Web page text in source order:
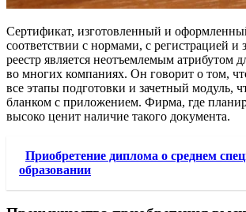
Сертификат, изготовленный и
соответствии с нормами, с регистрацией и
реестр является неотъемлемым атрибутом
во многих компаниях. Он говорит о том,
все этапы подготовки и зачетный модуль,
бланком с приложением. Фирма, где
высоко ценит наличие такого документа.
Приобретение диплома о среднем
образовании